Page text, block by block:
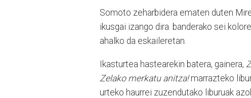
Somoto zeharbidera ematen duten
ikusgai izango dira. banderako sei
ahalko da eskaileretan.
Ikasturtea hastearekin batera, gainera,
Zelako merkatu anitza!marrazteko
urteko haurrei zuzendutako liburuak